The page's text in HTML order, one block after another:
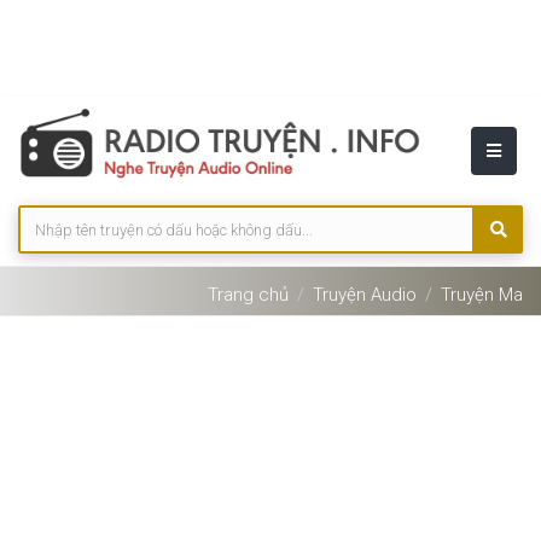
Trang chủ Truyện Audio Truyện Ma